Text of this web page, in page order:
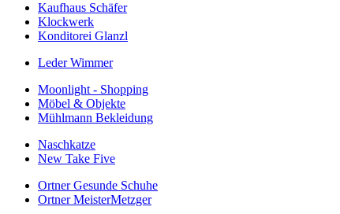
Kaufhaus Schäfer
Klockwerk
Konditorei Glanzl
Leder Wimmer
Moonlight - Shopping
Möbel & Objekte
Mühlmann Bekleidung
Naschkatze
New Take Five
Ortner Gesunde Schuhe
Ortner MeisterMetzger